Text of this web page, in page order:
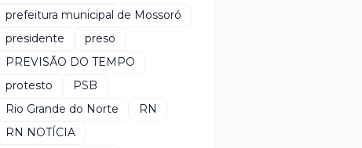
prefeitura municipal de Mossoró
presidente
preso
PREVISÃO DO TEMPO
protesto
PSB
Rio Grande do Norte
RN
RN NOTÍCIA